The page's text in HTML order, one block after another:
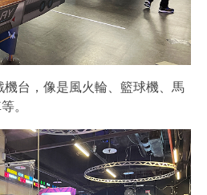
台，像是風火輪、籃球機、馬
。